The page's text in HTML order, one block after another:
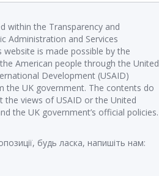
within the Transparency and
Administration and Services
website is made possible by the
American people through the United
Development (USAID)
the UK government. The contents do
the views of USAID or the United
the UK government’s official policies.
будь ласка, напишіть нам: